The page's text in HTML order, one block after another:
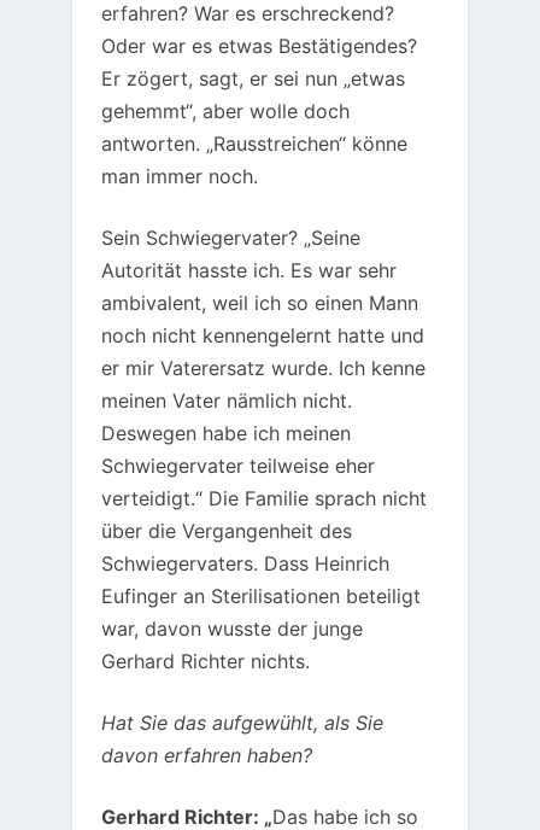
erfahren? War es erschreckend?
Oder war es etwas Bestätigendes?
Er zögert, sagt, er sei nun „etwas
gehemmt“, aber wolle doch
antworten. „Rausstreichen“ könne
man immer noch.
Sein Schwiegervater? „Seine
Autorität hasste ich. Es war sehr
ambivalent, weil ich so einen Mann
noch nicht kennengelernt hatte und
er mir Vaterersatz wurde. Ich kenne
meinen Vater nämlich nicht.
Deswegen habe ich meinen
Schwiegervater teilweise eher
verteidigt.“ Die Familie sprach nicht
über die Vergangenheit des
Schwiegervaters. Dass Heinrich
Eufinger an Sterilisationen beteiligt
war, davon wusste der junge
Gerhard Richter nichts.
Hat Sie das aufgewühlt, als Sie
davon erfahren haben?
Gerhard Richter: „Das habe ich so